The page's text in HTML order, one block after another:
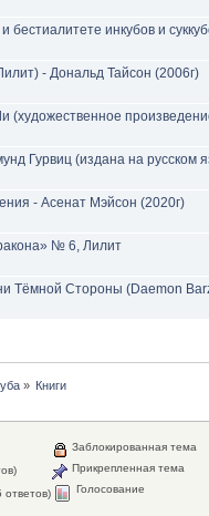
бестиалитете инкубов и
- Дональд Тайсон (2006г)
(художественное
Гурвиц (издана на русском
- Асенат Мэйсон (2020г)
№ 6, Лилит
Тёмной Стороны (Daemon
» Книги
ответов)
Заблокированная тема
Прикрепленная тема
Голосование